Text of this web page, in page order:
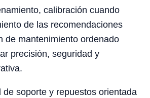
calibración cuando
de las recomendaciones
de mantenimiento ordenado
precisión, seguridad y
de soporte y repuestos orientada